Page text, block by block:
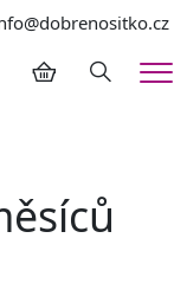
Hledání